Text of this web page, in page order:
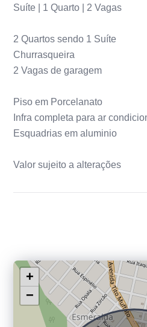
Suíte | 1 Quarto | 2 Vagas
2 Quartos sendo 1 Suíte
Churrasqueira
2 Vagas de garagem
Piso em Porcelanato
Infra completa para ar
Esquadrias em aluminio
Valor sujeito a alterações
+
−